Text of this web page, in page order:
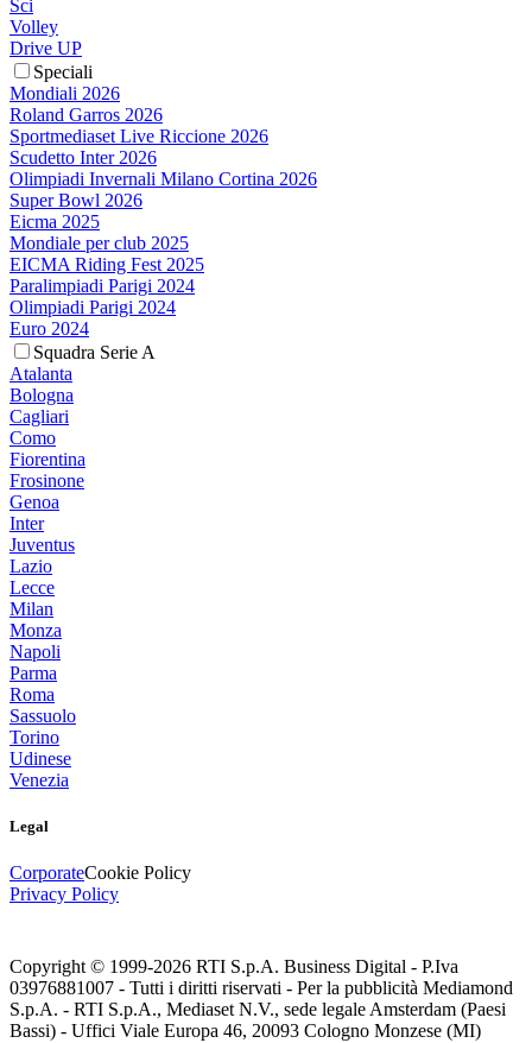
Sci
Volley
Drive UP
Speciali
Mondiali 2026
Roland Garros 2026
Sportmediaset Live Riccione 2026
Scudetto Inter 2026
Olimpiadi Invernali Milano Cortina 2026
Super Bowl 2026
Eicma 2025
Mondiale per club 2025
EICMA Riding Fest 2025
Paralimpiadi Parigi 2024
Olimpiadi Parigi 2024
Euro 2024
Squadra Serie A
Atalanta
Bologna
Cagliari
Como
Fiorentina
Frosinone
Genoa
Inter
Juventus
Lazio
Lecce
Milan
Monza
Napoli
Parma
Roma
Sassuolo
Torino
Udinese
Venezia
Legal
CorporateCookie Policy
Privacy Policy
Copyright © 1999-2026 RTI S.p.A. Business Digital - P.Iva
03976881007 - Tutti i diritti riservati - Per la pubblicità Mediamond
S.p.A. - RTI S.p.A., Mediaset N.V., sede legale Amsterdam (Paesi
Bassi) - Uffici Viale Europa 46, 20093 Cologno Monzese (MI)